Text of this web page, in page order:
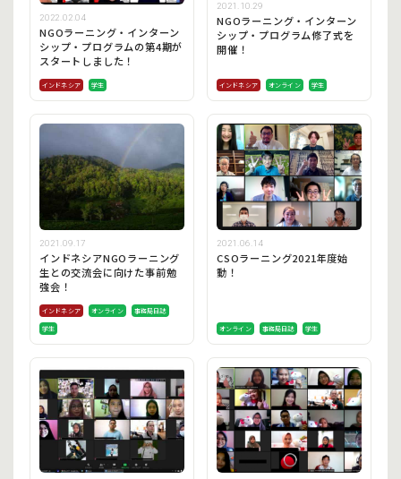
2022.02.04
NGOラーニング・インターン
シップ・プログラムの第4期が
スタートしました！
インドネシア 学生
2021.10.29
NGOラーニング・インターン
シップ・プログラム修了式を
開催！
インドネシア オンライン 学生
2021.09.17
インドネシアNGOラーニング
生との交流会に向けた事前勉
強会！
インドネシア オンライン
事務局日誌
学生
2021.06.14
CSOラーニング2021年度始
動！
オンライン 事務局日誌 学生